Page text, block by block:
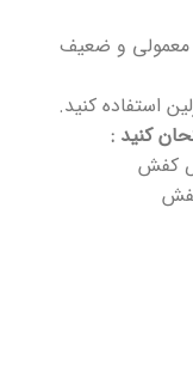
و ضعیف
استفاده کنید.
کنید :
کفش